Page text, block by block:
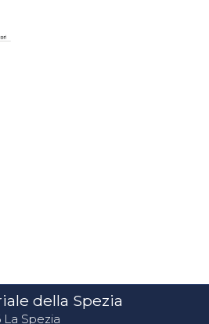
della Spezia
La Spezia